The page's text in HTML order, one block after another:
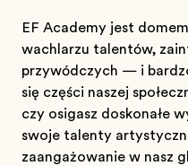
EF Academy jest
wachlarzu talentów,
przywódczych — i
się częścią naszej
czy osiągasz doskonałe
swoje talenty
zaangażowanie w naszą